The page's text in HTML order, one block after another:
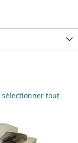
sélectionner tout